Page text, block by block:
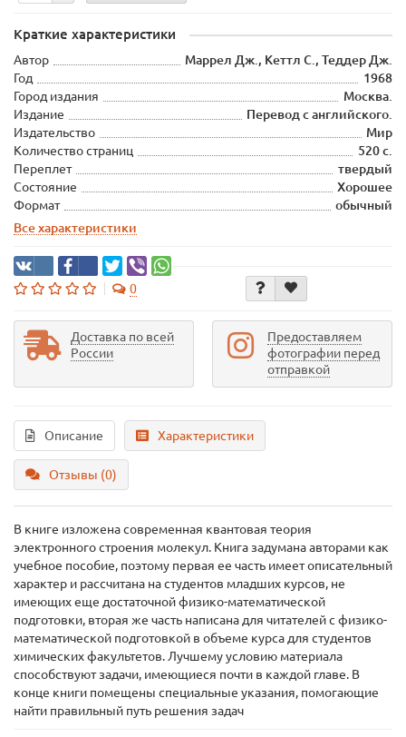
Краткие характеристики
Автор
Маррел Дж., Кеттл С., Теддер Дж.
Год
1968
Город издания
Москва.
Издание
Перевод с английского.
Издательство
Мир
Количество страниц
520 с.
Переплет
твердый
Состояние
Хорошее
Формат
обычный
Все характеристики
0
Доставка по всей
России
Предоставляем
фотографии перед
отправкой
Описание Характеристики
Отзывы (0)
В книге изложена современная квантовая теория
электронного строения молекул. Книга задумана авторами как
учебное пособие, поэтому первая ее часть имеет описательный
характер и рассчитана на студентов младших курсов, не
имеющих еще достаточной физико-математической
подготовки, вторая же часть написана для читателей с физико-
математической подготовкой в объеме курса для студентов
химических факультетов. Лучшему условию материала
способствуют задачи, имеющиеся почти в каждой главе. В
конце книги помещены специальные указания, помогающие
найти правильный путь решения задач